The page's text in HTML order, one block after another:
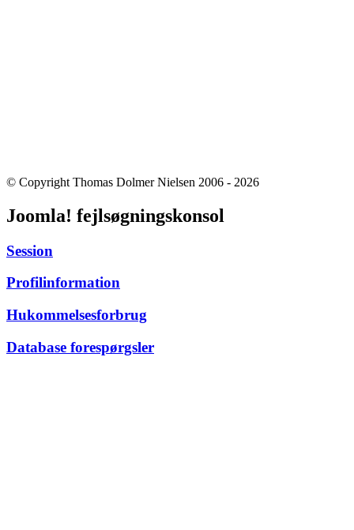
© Copyright Thomas Dolmer Nielsen 2006 - 2026
Joomla! fejlsøgningskonsol
Session
Profilinformation
Hukommelsesforbrug
Database forespørgsler